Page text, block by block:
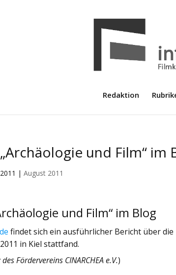
Redaktion
und Film“ im
|August 2011
und Film“ im Blog
findet sich ein ausführlicher Bericht über die
in Kiel stattfand.
Fördervereins CINARCHEA e.V.)